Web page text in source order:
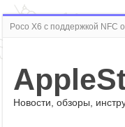
Poco X6 с поддержкой NFC
Новости, обзоры,